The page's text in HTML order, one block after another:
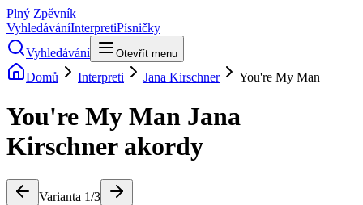
Plný Zpěvník
VyhledáváníInterpretiPísničky
Vyhledávání
Otevřít menu
Domů Interpreti Jana Kirschner You're My Man
You're My Man Jana
Kirschnerakordy
Varianta 1/3